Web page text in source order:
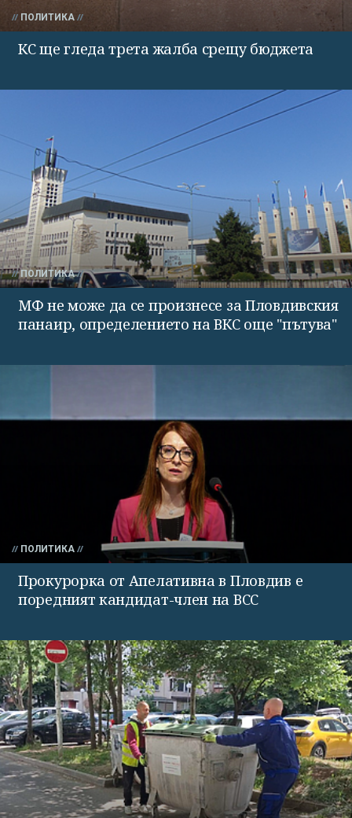
ПОЛИТИКА
КС ще гледа трета жалба срещу бюджета
ПОЛИТИКА
МФ не може да се произнесе за Пловдивския
панаир, определението на ВКС още "пътува"
ПОЛИТИКА
Прокурорка от Апелативна в Пловдив е
поредният кандидат-член на ВСС